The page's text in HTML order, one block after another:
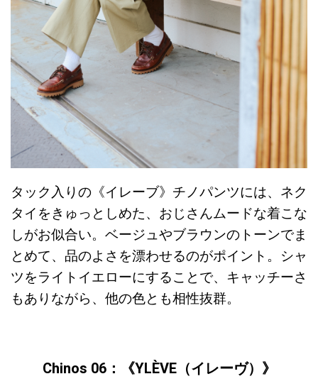
タック入りの《イレーブ》チノパンツには、ネク
タイをきゅっとしめた、おじさんムードな着こな
しがお似合い。ベージュやブラウンのトーンでま
とめて、品のよさを漂わせるのがポイント。シャ
ツをライトイエローにすることで、キャッチーさ
もありながら、他の色とも相性抜群。
Chinos 06：《YLÈVE（イレーヴ）》